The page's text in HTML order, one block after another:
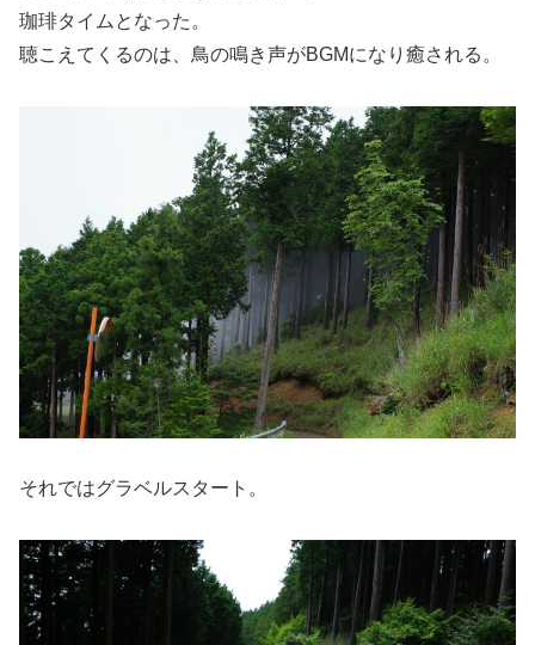
珈琲タイムとなった。
聴こえてくるのは、鳥の鳴き声がBGMになり癒される。
それではグラベルスタート。